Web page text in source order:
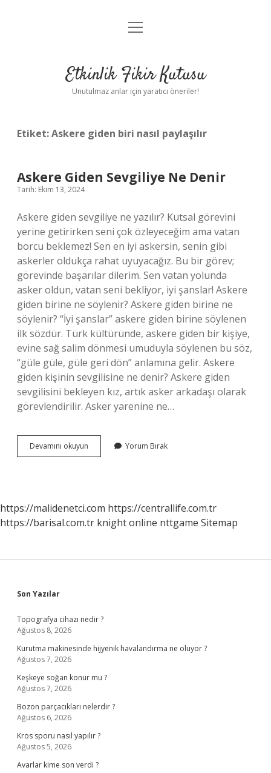
Anasayfa
Yasal Uyarı
menüyü
Etkinlik Fikir Kutusu
Unutulmaz anlar için yaratıcı öneriler!
Etiket:Askere giden biri nasıl paylaşılır
Askere Giden Sevgiliye Ne Denir
Tarih: Ekim 13, 2024
Askere giden sevgiliye ne yazılır? Kutsal görevini
yerine getirirken seni çok özleyeceğim ama vatan
borcu beklemez! Sen en iyi askersin, senin gibi
askerler oldukça rahat uyuyacağız. Bu bir görev;
görevinde başarılar dilerim. Sen vatan yolunda
asker oldun, vatan seni bekliyor, iyi şanslar! Askere
giden birine ne söylenir? Askere giden birine ne
söylenir? “İyi şanslar” askere giden birine söylenen
ilk sözdür. Türk kültüründe, askere giden bir kişiye,
evine sağ salim dönmesi umuduyla söylenen bu söz,
“güle güle, güle geri dön” anlamına gelir. Askere
giden kişinin sevgilisine ne denir? Askere giden
sevgilisini bekleyen kız, artık asker arkadaşı olarak
görevlendirilir. Asker yarenine ne…
Devamını okuyun
Giden
Yorum Bırak
https://malidenetci.com https://centrallife.com.tr
https://barisal.com.tr knight online nttgame Sitemap
Sidebar
Son Yazılar
Topografya cihazı nedir ?
Ağustos 8, 2026
Kurutma makinesinde hijyenik havalandırma ne oluyor ?
Ağustos 7, 2026
Keşkeye soğan konur mu ?
Ağustos 7, 2026
Bozon parçacıkları nelerdir ?
Ağustos 6, 2026
Kros sporu nasıl yapılır ?
Ağustos 5, 2026
Avarlar kime son verdi ?